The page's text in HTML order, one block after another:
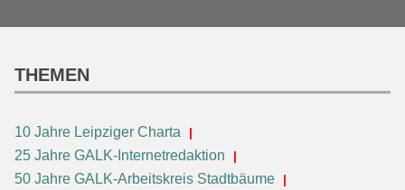
THEMEN
10 Jahre Leipziger Charta
25 Jahre GALK-Internetredaktion
50 Jahre GALK-Arbeitskreis Stadtbäume